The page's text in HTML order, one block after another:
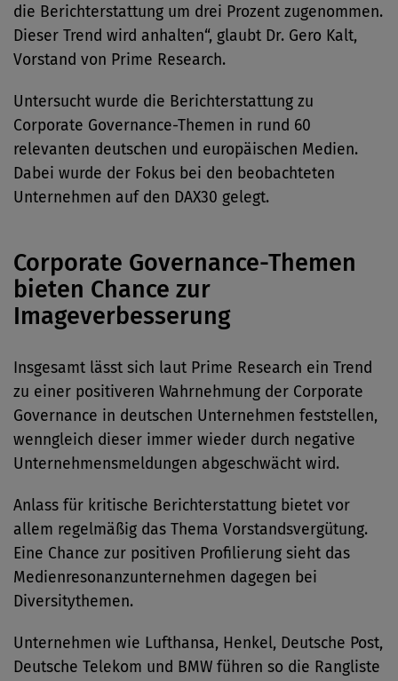
die Berichterstattung um drei Prozent zugenommen.
Dieser Trend wird anhalten“, glaubt Dr. Gero Kalt,
Vorstand von Prime Research.
Untersucht wurde die Berichterstattung zu
Corporate Governance-Themen in rund 60
relevanten deutschen und europäischen Medien.
Dabei wurde der Fokus bei den beobachteten
Unternehmen auf den DAX30 gelegt.
Corporate Governance-Themen
bieten Chance zur
Imageverbesserung
Insgesamt lässt sich laut Prime Research ein Trend
zu einer positiveren Wahrnehmung der Corporate
Governance in deutschen Unternehmen feststellen,
wenngleich dieser immer wieder durch negative
Unternehmensmeldungen abgeschwächt wird.
Anlass für kritische Berichterstattung bietet vor
allem regelmäßig das Thema Vorstandsvergütung.
Eine Chance zur positiven Profilierung sieht das
Medienresonanzunternehmen dagegen bei
Diversitythemen.
Unternehmen wie Lufthansa, Henkel, Deutsche Post,
Deutsche Telekom und BMW führen so die Rangliste